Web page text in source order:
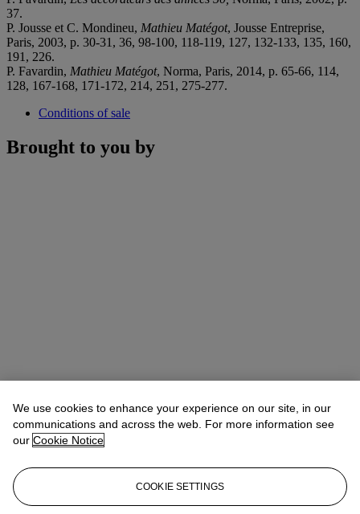
37.
P. Jousse et C. Mondineu, Mathieu Matégot, Jousse Entreprise,
Paris, 2003, p. 30-31, 36, 98-100, 118-119, 127, 132-133, 135, 160,
191, 226.
P. Favardin, Mathieu Matégot, Norma, Paris, 2014, p. 65-66, 114,
128, 167-168, 171-172, 214, 251, 275-277.
Conditions of sale
Brought to you by
We use cookies to enhance your experience on our site, in our
communications and across the web. For more information see
our Cookie Notice
COOKIE SETTINGS